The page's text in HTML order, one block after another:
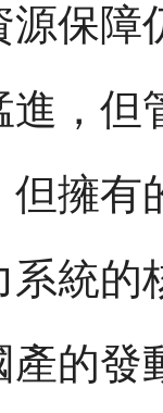
保障
，但
擁
系統
的發